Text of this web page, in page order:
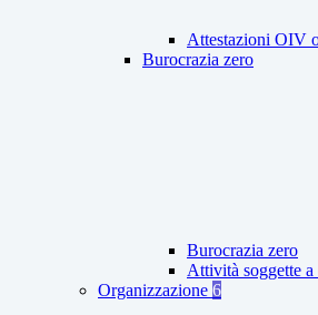
Attestazioni OIV
Burocrazia zero
Burocrazia zero
Attività soggette
Organizzazione 6